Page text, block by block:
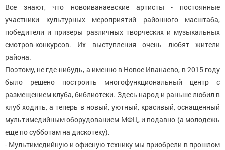
Все знают, что новоиванаевские артисты - постоянные
участники культурных мероприятий районного масштаба,
победители и призеры различных творческих и музыкальных
смотров-конкурсов. Их выступления очень любят жители
района.
Поэтому, не где-нибудь, а именно в Новое Иванаево, в 2015 году
было решено построить многофункциональный центр с
размещением клуба, библиотеки. Здесь народ и раньше любил в
клуб ходить, а теперь в новый, уютный, красивый, оснащенный
мультимедийным оборудованием МФЦ, и подавно (а молодежь
еще по субботам на дискотеку).
- Мультимедийную и офисную технику мы приобрели в прошлом